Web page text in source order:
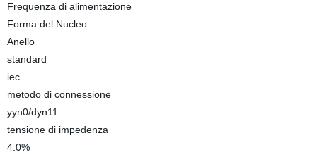
Frequenza di alimentazione
Forma del Nucleo
Anello
standard
iec
metodo di connessione
yyn0/dyn11
tensione di impedenza
4.0%